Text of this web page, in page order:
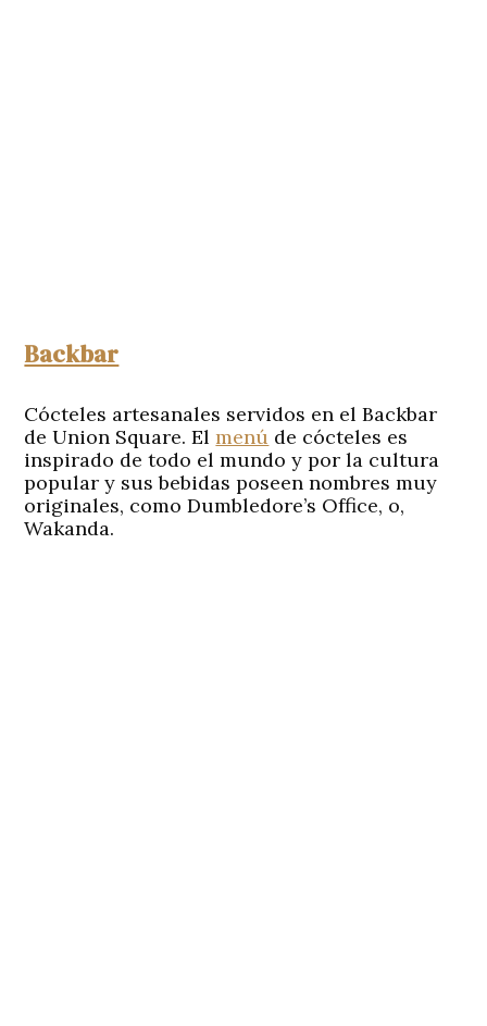
Backbar
Cócteles artesanales servidos en el Backbar
de Union Square. Elmenú de cócteles es
inspirado de todo el mundo y por la cultura
popular y sus bebidas poseen nombres muy
originales, como Dumbledore’s Office, o,
Wakanda.